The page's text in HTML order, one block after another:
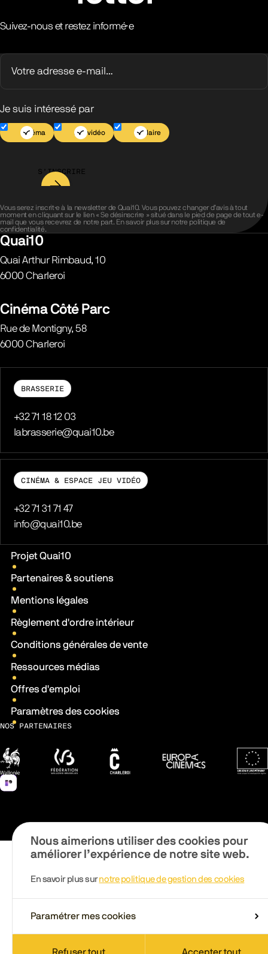
Suivez-nous et restez informé·e
Je suis intéressé par
Cinéma Jeu vidéo Scolaire
S’INSCRIRE
Vous serez inscrit·e à la newsletter de Quai10. Vous pouvez changer d’avis à tout
moment en cliquant sur le lien « Se désinscrire » situé dans le pied de page de tout e-
mail que vous recevrez de notre part. En savoir plus sur notre politique de
confidentialité.
Quai10
Quai Arthur Rimbaud, 10
6000 Charleroi
Cinéma Côté Parc
Rue de Montigny, 58
6000 Charleroi
BRASSERIE
Téléphone
+32 71 18 12 03
E-mail
labrasserie@quai10.be
CINÉMA & ESPACE JEU VIDÉO
Téléphone
+32 71 31 71 47
E-mail
info@quai10.be
Liens pratiques
Projet Quai10
Partenaires & soutiens
Mentions légales
Règlement d'ordre intérieur
Conditions générales de vente
Ressources médias
Offres d'emploi
Paramètres des cookies
NOS PARTENAIRES
Wallonie Fédération Wallonie-Bruxelles
Ville de CharleroiEuropa Cinemas
Nous aimerions utiliser des cookies pour
améliorer l’expérience de notre site web.
En savoir plus surnotre politique de gestion des cookies
Paramétrer mes cookies